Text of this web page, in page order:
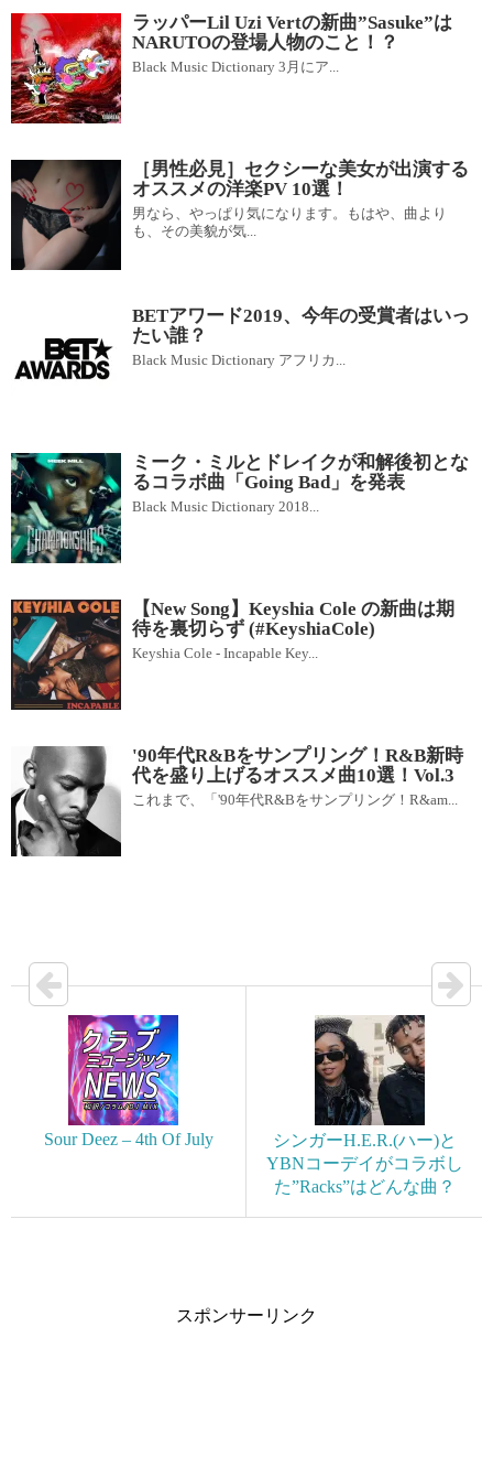
ラッパーLil Uzi Vertの新曲”Sasuke”は
NARUTOの登場人物のこと！？
Black Music Dictionary 3月にア...
［男性必見］セクシーな美女が出演する
オススメの洋楽PV 10選！
男なら、やっぱり気になります。もはや、曲より
も、その美貌が気...
BETアワード2019、今年の受賞者はいっ
たい誰？
Black Music Dictionary アフリカ...
ミーク・ミルとドレイクが和解後初とな
るコラボ曲「Going Bad」を発表
Black Music Dictionary 2018...
【New Song】Keyshia Cole の新曲は期
待を裏切らず (#KeyshiaCole)
Keyshia Cole - Incapable Key...
'90年代R&Bをサンプリング！R&B新時
代を盛り上げるオススメ曲10選！Vol.3
これまで、「'90年代R&Bをサンプリング！R&am...
Sour Deez – 4th Of July
シンガーH.E.R.(ハー)と
YBNコーデイがコラボし
た”Racks”はどんな曲？
スポンサーリンク